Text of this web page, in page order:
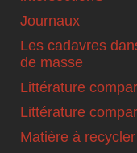
Journaux
Les cadavres
de masse
Littérature
Littérature
Matière à recycler